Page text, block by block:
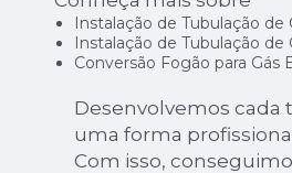
Instalação de Tubulação de
Instalação de Tubulação de
Conversão Fogão para Gás
Desenvolvemos cada
uma forma
Com isso,